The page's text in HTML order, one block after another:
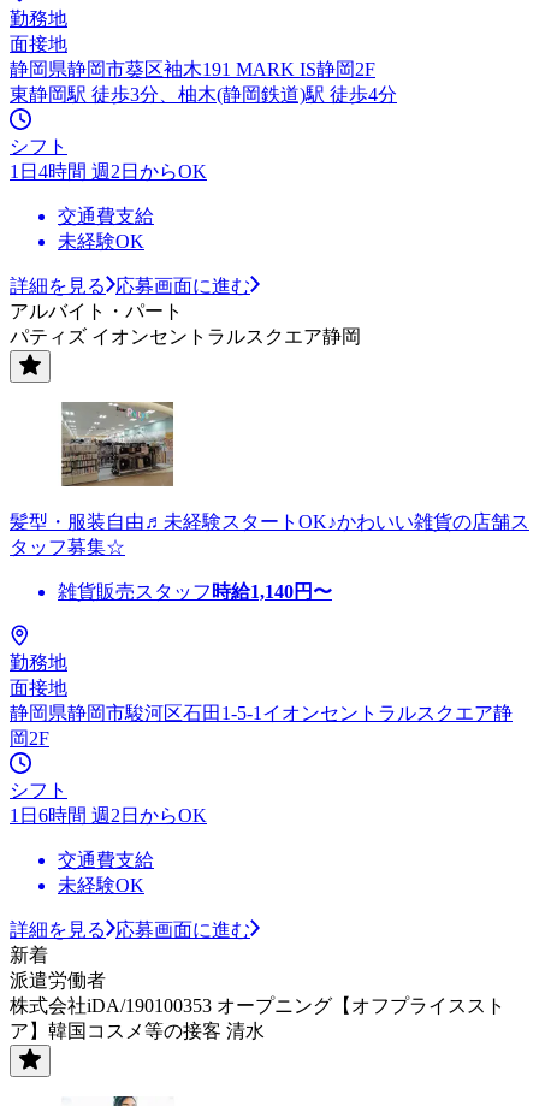
勤務地
面接地
静岡県静岡市葵区袖木191 MARK IS静岡2F
東静岡駅 徒歩3分、柚木(静岡鉄道)駅 徒歩4分
シフト
1日4時間 週2日からOK
交通費支給
未経験OK
詳細を見る
応募画面に進む
アルバイト・パート
パティズ イオンセントラルスクエア静岡
髪型・服装自由♬未経験スタートOK♪かわいい雑貨の店舗ス
タッフ募集☆
雑貨販売スタッフ 時給1,140円〜
勤務地
面接地
静岡県静岡市駿河区石田1-5-1イオンセントラルスクエア静
岡2F
シフト
1日6時間 週2日からOK
交通費支給
未経験OK
詳細を見る
応募画面に進む
新着
派遣労働者
株式会社iDA/190100353 オープニング【オフプライススト
ア】韓国コスメ等の接客 清水